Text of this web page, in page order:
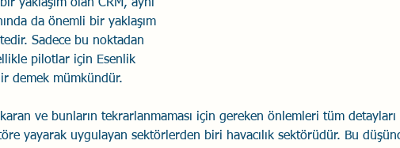
Eğitimler
yaklaşım olan CRM, aynı
da önemli bir yaklaşım
Sadece bu noktadan
pilotlar için Esenlik
demek mümkündür.
ve bunların tekrarlanmaması için gereken önlemleri tüm
yayarak uygulayan sektörlerden biri havacılık sektörüdür. Bu